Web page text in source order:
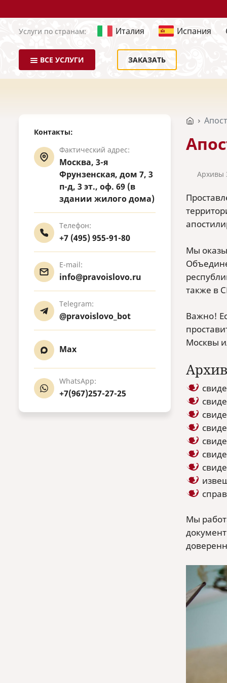
Услуги по странам: Италия Испания
ВСЕ УСЛУГИ ЗАКАЗАТЬ
Контакты:
Фактический адрес:
Москва, 3-я
Фрунзенская, дом 7, 3
п-д, 3 эт., оф. 69 (в
здании жилого дома)
Телефон:
+7 (495) 955-91-80
E-mail:
info@pravoislovo.ru
Telegram:
@pravoislovo_bot
Max
WhatsApp:
+7(967)257-27-25
Архивы
Мы
также в
Важно!
Москвы
Мы